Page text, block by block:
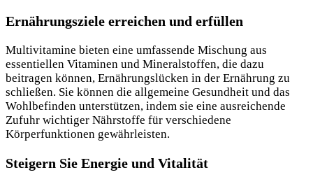
Ernährungsziele erreichen und erfüllen
Multivitamine bieten eine umfassende Mischung aus
essentiellen Vitaminen und Mineralstoffen, die dazu
beitragen können, Ernährungslücken in der Ernährung zu
schließen. Sie können die allgemeine Gesundheit und das
Wohlbefinden unterstützen, indem sie eine ausreichende
Zufuhr wichtiger Nährstoffe für verschiedene
Körperfunktionen gewährleisten.
Steigern Sie Energie und Vitalität